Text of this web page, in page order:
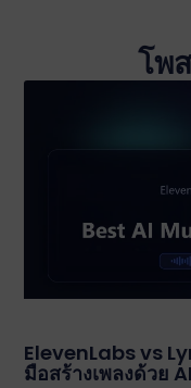
โพ
ElevenLabs vs
มือสร้างเพลงด้วย